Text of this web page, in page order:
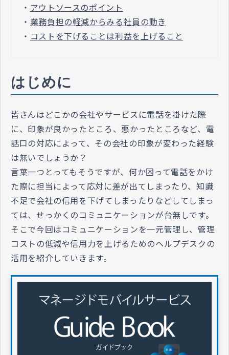
・ アウトソースのポイント
・ 業務負担の軽減からみる社員の動き
・ コストを下げることは利益を上げること
はじめに
皆さんはどこかの会社やサービスに電話を掛けた際
に、印象が良かったところ、悪かったところなど、電
話口の対応によって、その会社の印象が変わった経験
は無いでしょうか？
言葉一つとってもそうですが、何か困って電話をかけ
た際に担当によって応対に差が出てしまったり、知識
不足で会社の信用を下げてしまったりなどしてしまっ
ては、せっかくのコミュニケーションが台無しです。
そこで今回はコミュニケーションを一元管理し、管理
コストの低減や信用力を上げるためのヘルプデスクの
活用を紹介していきます。